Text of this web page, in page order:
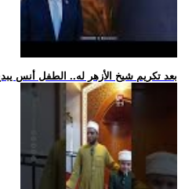
.. بعد تكريم شيخ الأزهر له.. الطفل أنس